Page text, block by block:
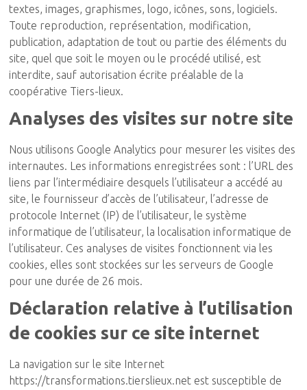
textes, images, graphismes, logo, icônes, sons, logiciels.
Toute reproduction, représentation, modification,
publication, adaptation de tout ou partie des éléments du
site, quel que soit le moyen ou le procédé utilisé, est
interdite, sauf autorisation écrite préalable de la
coopérative Tiers-lieux.
Analyses des visites sur notre site
Nous utilisons Google Analytics pour mesurer les visites des
internautes. Les informations enregistrées sont : l’URL des
liens par l’intermédiaire desquels l’utilisateur a accédé au
site, le fournisseur d’accès de l’utilisateur, l’adresse de
protocole Internet (IP) de l’utilisateur, le système
informatique de l’utilisateur, la localisation informatique de
l’utilisateur. Ces analyses de visites fonctionnent via les
cookies, elles sont stockées sur les serveurs de Google
pour une durée de 26 mois.
Déclaration relative à l’utilisation
de cookies sur ce site internet
La navigation sur le site Internet
https://transformations.tierslieux.net est susceptible de